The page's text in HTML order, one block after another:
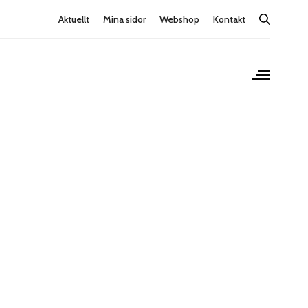
Aktuellt Mina sidor Webshop Kontakt